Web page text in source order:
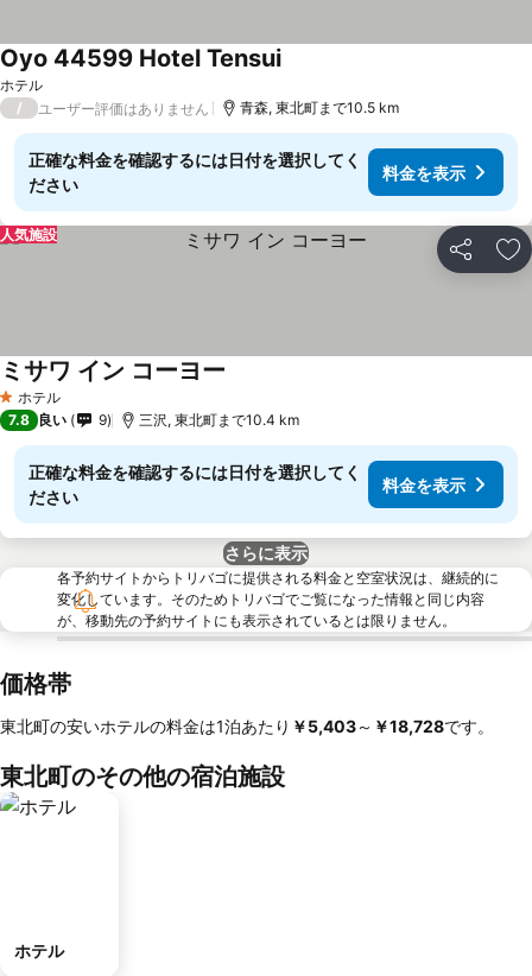
ホテル
Oyo 44599 Hotel Tensui
/ ユーザー評価はありません 青森, 東北町まで10.5 km
正確な料金を確認するには日付を選択してく
ださい
料金を表示
シェア お
人気施設
1 ホテルのランク
ホテル
ミサワ イン コーヨー
7.8 良い 9 三沢, 東北町まで10.4 km
正確な料金を確認するには日付を選択してく
ださい
料金を表示
さらに表示
各予約サイトからトリバゴに提供される料金と空室状況は、継続的に
変化しています。そのためトリバゴでご覧になった情報と同じ内容
が、移動先の予約サイトにも表示されているとは限りません。
価格帯
東北町の安いホテルの料金は1泊あたり ‎￥5,403～ ‎￥18,728です。
東北町のその他の宿泊施設
ホテル